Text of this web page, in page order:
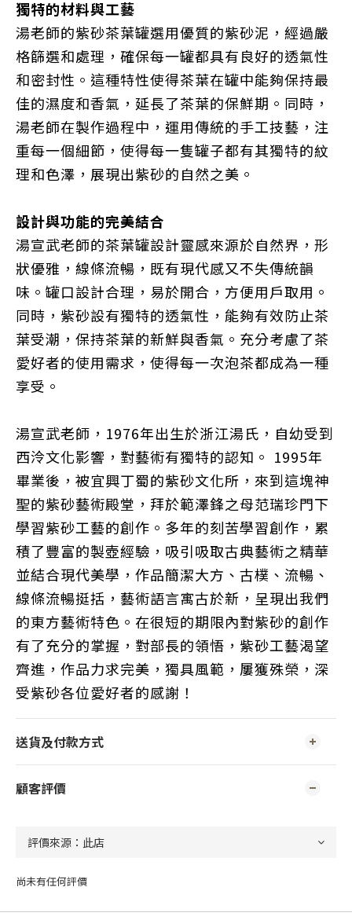
獨特的材料與工藝
湯老師的紫砂茶葉罐選用優質的紫砂泥，經過嚴
格篩選和處理，確保每一罐都具有良好的透氣性
和密封性。這種特性使得茶葉在罐中能夠保持最
佳的濕度和香氣，延長了茶葉的保鮮期。同時，
湯老師在製作過程中，運用傳統的手工技藝，注
重每一個細節，使得每一隻罐子都有其獨特的紋
理和色澤，展現出紫砂的自然之美。
設計與功能的完美結合
湯宣武老師的茶葉罐設計靈感來源於自然界，形
狀優雅，線條流暢，既有現代感又不失傳統韻
味。罐口設計合理，易於開合，方便用戶取用。
同時， 紫砂設有獨特的透氣性 ，能夠有效防止茶
葉受潮，保持茶葉的新鮮與香氣。充分考慮了茶
愛好者的使用需求，使得每一次泡茶都成為一種
享受。
湯宣武老師，1976年出生於浙江湯氏，自幼受到
西泠文化影響，對藝術有獨特的認知。 1995年
畢業後，被宜興丁蜀的紫砂文化所，來到這塊神
聖的紫砂藝術殿堂，拜於範澤鋒之母范瑞珍門下
學習紫砂工藝的創作。多年的刻苦學習創作，累
積了豐富的製壺經驗，吸引吸取古典藝術之精華
並結合現代美學，作品簡潔大方、古樸、流暢、
線條流暢挺括，藝術語言寓古於新，呈現出我們
的東方藝術特色。在很短的期限內對紫砂的創作
有了充分的掌握，對部長的領悟，紫砂工藝渴望
齊進，作品力求完美，獨具風範，屢獲殊榮，深
受紫砂各位愛好者的感謝！
送貨及付款方式
顧客評價
尚未有任何評價